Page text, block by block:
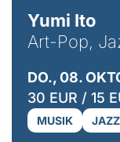
Yumi Ito
Art-Pop,
DO., 08.
30 EUR / 15
MUSIK JAZZ